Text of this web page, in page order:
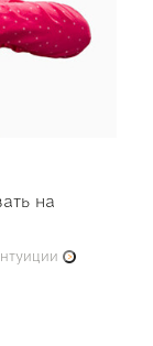
на